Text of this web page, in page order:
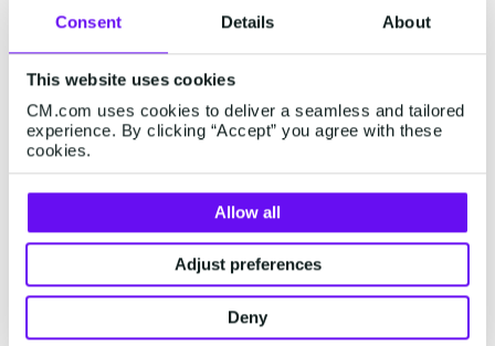
Consent Details About
This website uses cookies
CM.com uses cookies to deliver a seamless and tailored
experience. By clicking “Accept” you agree with these
cookies.
Allow all
Adjust preferences
Deny
foretrukne kanaler, relevante data og
servicesamtaler i en brugervenlig indbakke, som
alle agenter har adgang til. Derudover har denne
løsning en AI-assistent drevet afgenerativ AI-
teknologi, som øger produktiviteten ved at
tilbyde svarforslag, forbedre
meddelelseskvaliteten, lette oversættelser og
opsummere samtaler, alt sammen fra en samlet
platform, hvilket løfter den samlede
kundeoplevelse.
Ifølge Abhishek Ghosh, Analyst - Cloud